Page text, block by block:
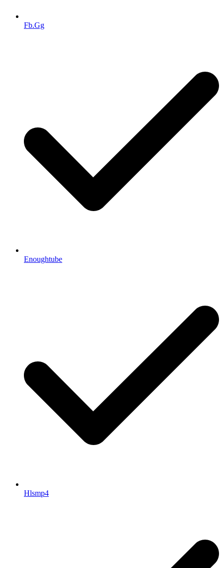
Fb.Gg
Enoughtube
Hlsmp4